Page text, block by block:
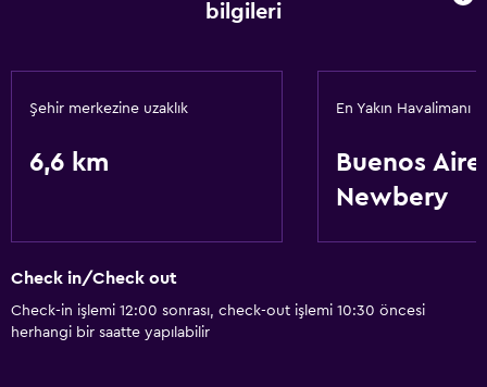
bilgileri
Şehir merkezine uzaklık
6,6 km
En Yakın Havalimanı
Buenos
Newbery
Check in/Check out
Check-in işlemi 12:00 sonrası, check-out işlemi 10:30 öncesi
herhangi bir saatte yapılabilir